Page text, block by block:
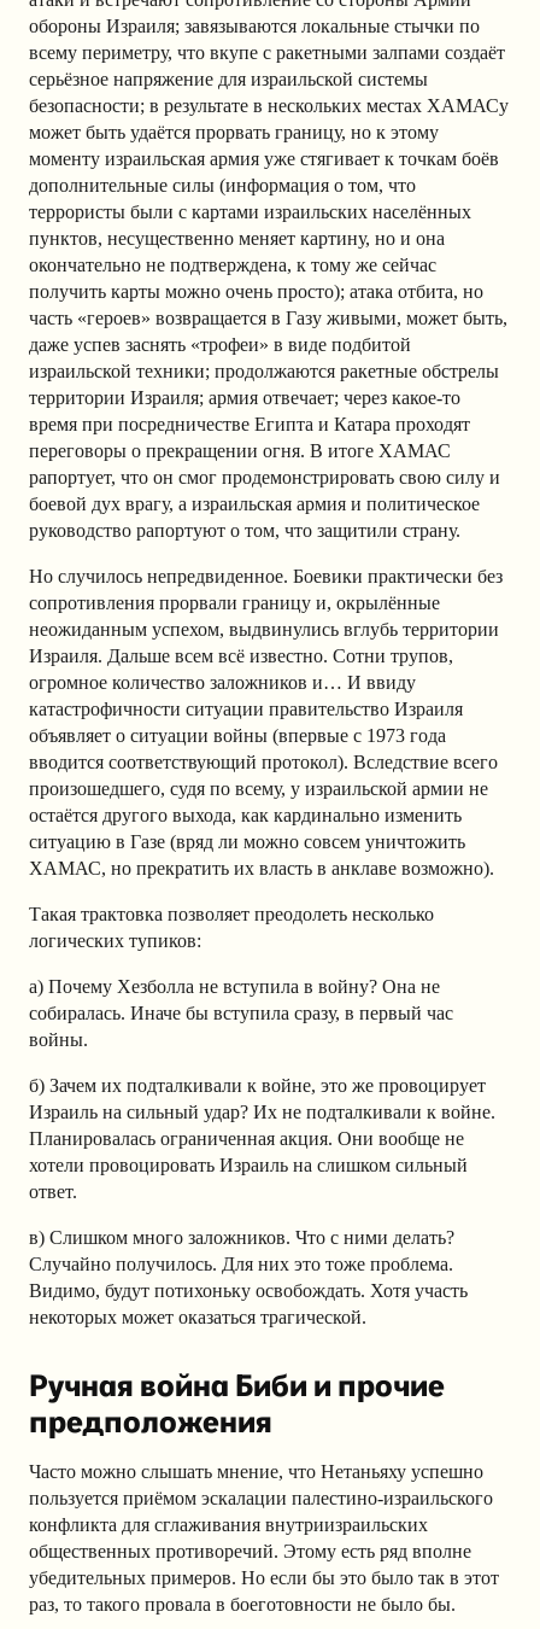
обороны Израиля; завязываются локальные стычки по
всему периметру, что вкупе с ракетными залпами создаёт
серьёзное напряжение для израильской системы
безопасности; в результате в нескольких местах ХАМАСу
может быть удаётся прорвать границу, но к этому
моменту израильская армия уже стягивает к точкам боёв
дополнительные силы (информация о том, что
террористы были с картами израильских населённых
пунктов, несущественно меняет картину, но и она
окончательно не подтверждена, к тому же сейчас
получить карты можно очень просто); атака отбита, но
часть «героев» возвращается в Газу живыми, может быть,
даже успев заснять «трофеи» в виде подбитой
израильской техники; продолжаются ракетные обстрелы
территории Израиля; армия отвечает; через какое-то
время при посредничестве Египта и Катара проходят
переговоры о прекращении огня. В итоге ХАМАС
рапортует, что он смог продемонстрировать свою силу и
боевой дух врагу, а израильская армия и политическое
руководство рапортуют о том, что защитили страну.
Но случилось непредвиденное. Боевики практически без
сопротивления прорвали границу и, окрылённые
неожиданным успехом, выдвинулись вглубь территории
Израиля. Дальше всем всё известно. Сотни трупов,
огромное количество заложников и… И ввиду
катастрофичности ситуации правительство Израиля
объявляет о ситуации войны (впервые с 1973 года
вводится соответствующий протокол). Вследствие всего
произошедшего, судя по всему, у израильской армии не
остаётся другого выхода, как кардинально изменить
ситуацию в Газе (вряд ли можно совсем уничтожить
ХАМАС, но прекратить их власть в анклаве возможно).
Такая трактовка позволяет преодолеть несколько
логических тупиков:
а) Почему Хезболла не вступила в войну? Она не
собиралась. Иначе бы вступила сразу, в первый час
войны.
б) Зачем их подталкивали к войне, это же провоцирует
Израиль на сильный удар? Их не подталкивали к войне.
Планировалась ограниченная акция. Они вообще не
хотели провоцировать Израиль на слишком сильный
ответ.
в) Слишком много заложников. Что с ними делать?
Случайно получилось. Для них это тоже проблема.
Видимо, будут потихоньку освобождать. Хотя участь
некоторых может оказаться трагической.
Ручная война Биби и прочие
предположения
Часто можно слышать мнение, что Нетаньяху успешно
пользуется приёмом эскалации палестино-израильского
конфликта для сглаживания внутриизраильских
общественных противоречий. Этому есть ряд вполне
убедительных примеров. Но если бы это было так в этот
раз, то такого провала в боеготовности не было бы.